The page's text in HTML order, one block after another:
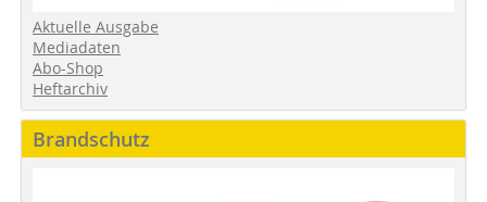
Aktuelle Ausgabe
Mediadaten
Abo-Shop
Heftarchiv
Brandschutz